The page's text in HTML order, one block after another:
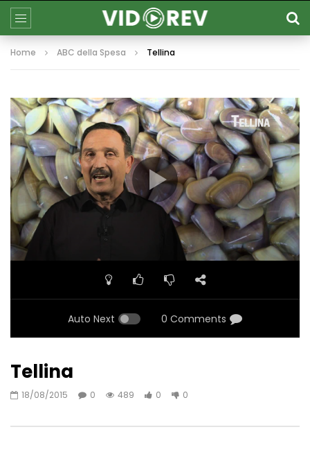
Home ABC della Spesa Tellina
Auto Next 0 Comments
Tellina
18/08/2015 0 489 0 0